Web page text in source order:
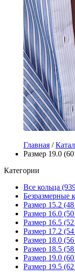
Главная /
Размер 19.0
Категории
Все кольца
Безразмерные
Размер 15.2
Размер 16.0
Размер 16.5
Размер 17.2
Размер 18.0
Размер 18.5
Размер 19.0
Размер 19.5